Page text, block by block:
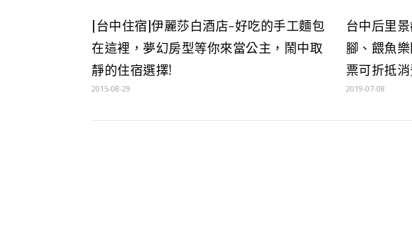
[台中住宿]伊麗莎白酒店-好吃的手工麵包
在這裡，夢幻房型等你來當公主，鬧中取
靜的住宿選擇!
2015-08-29
台中后里
腳、餵魚
票可折抵消
2019-07-08